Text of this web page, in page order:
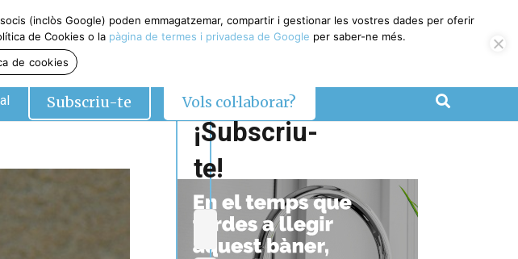
Subscriu-te Vols col·laborar?
¡Subscriu-
te!
(inclòs Google) poden emmagatzemar, compartir i gestionar les vostres dades per oferir
de Cookies o la pàgina de termes i privadesa de Google per saber-ne més.
de cookies